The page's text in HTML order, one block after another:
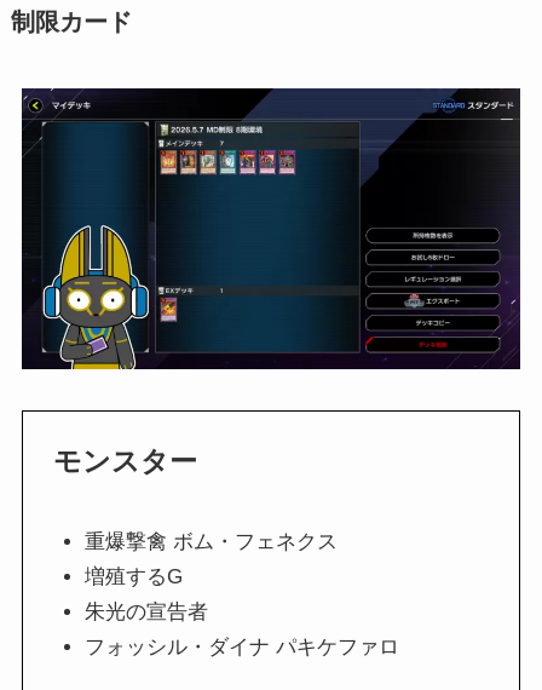
制限カード
モンスター
重爆撃禽 ボム・フェネクス
増殖するG
朱光の宣告者
フォッシル・ダイナ パキケファロ